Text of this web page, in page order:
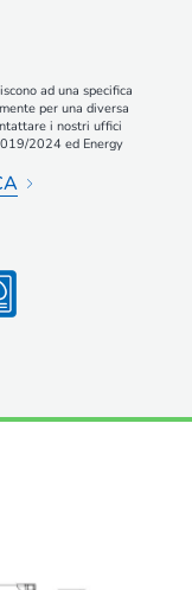
ad una specifica
per una diversa
i nostri uffici
2024 ed Energy